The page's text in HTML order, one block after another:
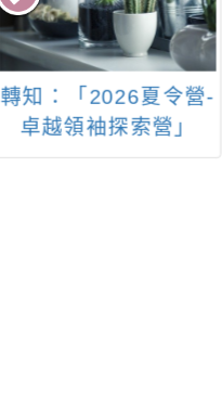
轉知：「2026夏令營-
卓越領袖探索營」